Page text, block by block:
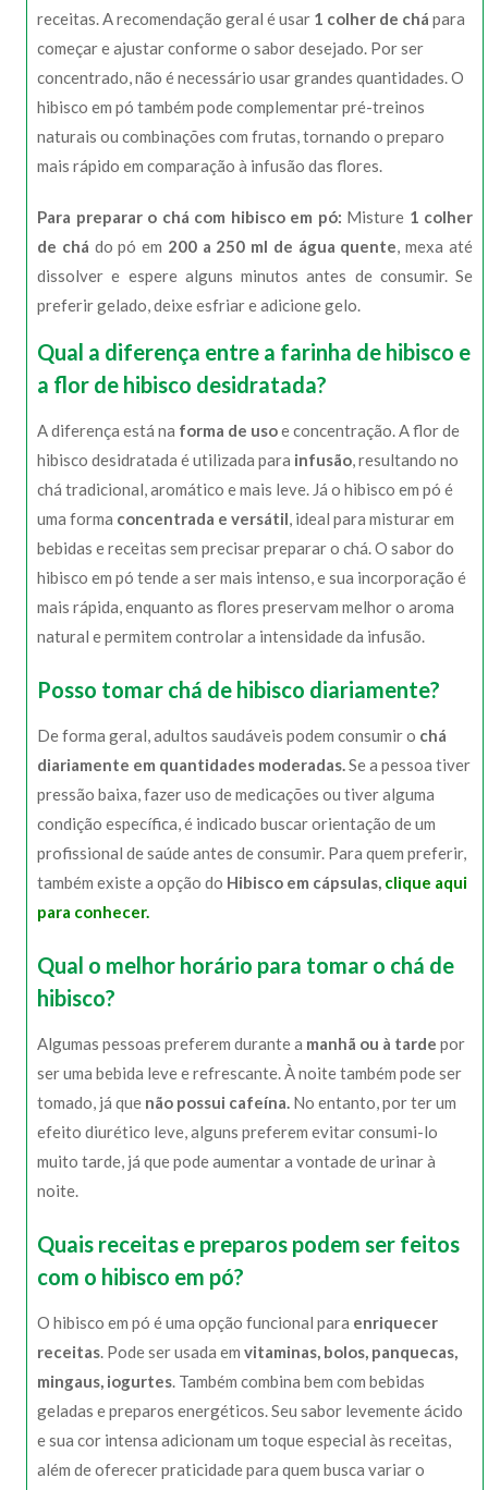
receitas. A recomendação geral é usar 1 colher de chá para
começar e ajustar conforme o sabor desejado. Por ser
concentrado, não é necessário usar grandes quantidades. O
hibisco em pó também pode complementar pré-treinos
naturais ou combinações com frutas, tornando o preparo
mais rápido em comparação à infusão das flores.
Para preparar o chá com hibisco em pó: Misture 1 colher
de chá do pó em 200 a 250 ml de água quente , mexa até
dissolver e espere alguns minutos antes de consumir. Se
preferir gelado, deixe esfriar e adicione gelo.
Qual a diferença entre a farinha de hibisco e
a flor de hibisco desidratada?
A diferença está na forma de usoe concentração. A flor de
hibisco desidratada é utilizada para infusão , resultando no
chá tradicional, aromático e mais leve. Já o hibisco em pó é
uma forma concentrada e versátil , ideal para misturar em
bebidas e receitas sem precisar preparar o chá. O sabor do
hibisco em pó tende a ser mais intenso, e sua incorporação é
mais rápida, enquanto as flores preservam melhor o aroma
natural e permitem controlar a intensidade da infusão.
Posso tomar chá de hibisco diariamente?
De forma geral, adultos saudáveis podem consumir o chá
diariamente em quantidades moderadas. Se a pessoa tiver
pressão baixa, fazer uso de medicações ou tiver alguma
condição específica, é indicado buscar orientação de um
profissional de saúde antes de consumir. Para quem preferir,
também existe a opção do Hibisco em cápsulas, clique aqui
para conhecer.
Qual o melhor horário para tomar o chá de
hibisco?
Algumas pessoas preferem durante a manhã ou à tarde por
ser uma bebida leve e refrescante. À noite também pode ser
tomado, já que não possui cafeína. No entanto, por ter um
efeito diurético leve, alguns preferem evitar consumi-lo
muito tarde, já que pode aumentar a vontade de urinar à
noite.
Quais receitas e preparos podem ser feitos
com o hibisco em pó?
O hibisco em pó é uma opção funcional para enriquecer
receitas . Pode ser usada em vitaminas, bolos, panquecas,
mingaus, iogurtes . Também combina bem com bebidas
geladas e preparos energéticos. Seu sabor levemente ácido
e sua cor intensa adicionam um toque especial às receitas,
além de oferecer praticidade para quem busca variar o